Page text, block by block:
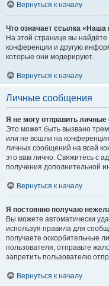
Вернуться к началу
Что означает ссылка «Наша
На этой странице вы
конференции и другую
которые они модерируют.
Вернуться к началу
Личные сообщения
Я не могу отправить
Это может быть вызвано
или не вошли на
личных сообщений на всей
это вам лично. Свяжитесь с
получения дополнительной
Вернуться к началу
Я постоянно получаю
Вы можете автоматически
используя правила для
получаете оскорбительные
пользователя, отправьте
запретить пользователю
Вернуться к началу